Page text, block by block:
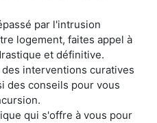
par l'intrusion
logement, faites appel à
et définitive.
interventions curatives
des conseils pour vous
qui s'offre à vous pour